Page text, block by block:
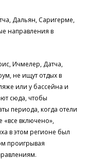
Дальян, Саригерме,
направления в
Ичмелер, Датча,
не ищут отдых в
или у бассейна и
сюда, чтобы
периода, когда отели
«все включено»,
в этом регионе был
проигрывая